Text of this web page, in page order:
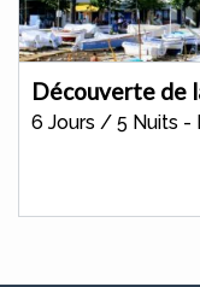
Découverte de
6 Jours / 5 Nuits -